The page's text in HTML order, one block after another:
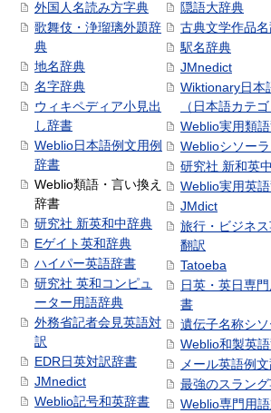
外国人名読み方字典
歌舞伎・浄瑠璃外題辞
典
地名辞典
名字辞典
ウィキペディア小見出
し辞書
Weblio日本語例文用例
辞書
Weblio類語・言い換え
辞書
研究社 新英和中辞典
Eゲイト英和辞典
ハイパー英語辞書
研究社 英和コンピュ
ーター用語辞典
外務省記者会見英語対
訳
EDR日英対訳辞書
JMnedict
Weblio記号和英辞書
隠語大辞典
古典文学作品
駅名辞典
JMnedict
Wiktionary日本
（日本語カテ
Weblio実用類
Weblioシソー
研究社 新和英
Weblio実用英
JMdict
旅行・ビジネ
翻訳
Tatoeba
日英・英日専
書
遺伝子名称シ
Weblio和製英
メール英語例
最強のスラン
Weblio専門用